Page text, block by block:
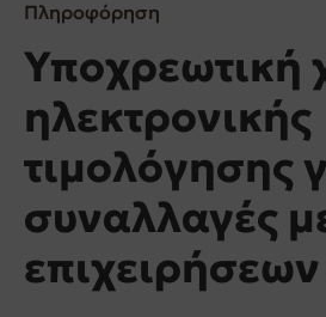
Πληροφόρηση
Υποχρεωτική
ηλεκτρονικής
τιμολόγησης
συναλλαγές